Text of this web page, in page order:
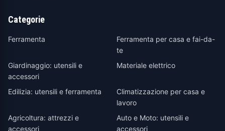
Categorie
Ferramenta
Ferramenta per casa e fai-da-
te
Giardinaggio: utensili e
accessori
Materiale elettrico
Edilizia: utensili e ferramenta
Climatizzazione per casa e
lavoro
Agricoltura: attrezzi e
accessori
Auto e Moto: utensili e
accessori